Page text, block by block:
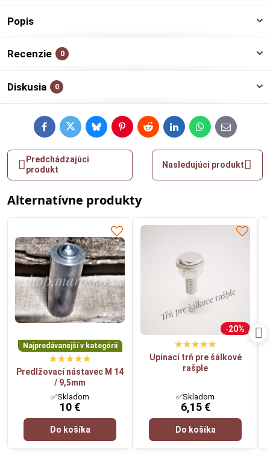
Popis
Recenzie 0
Diskusia 0
FacebookTwitterBlueskyPinterestRedditLinkedInWhatsApp
E-
mail
Predchádzajúci
produkt
Nasledujúci produkt
Alternatívne produkty
Najpredávanejší v kategórií
Predlžovací nástavec M 14
/ 9,5mm
✅Skladom
10 €
Do košíka
20%
Upínací trň pre šálkové
rašple
✅Skladom
6,15 €
Do košíka